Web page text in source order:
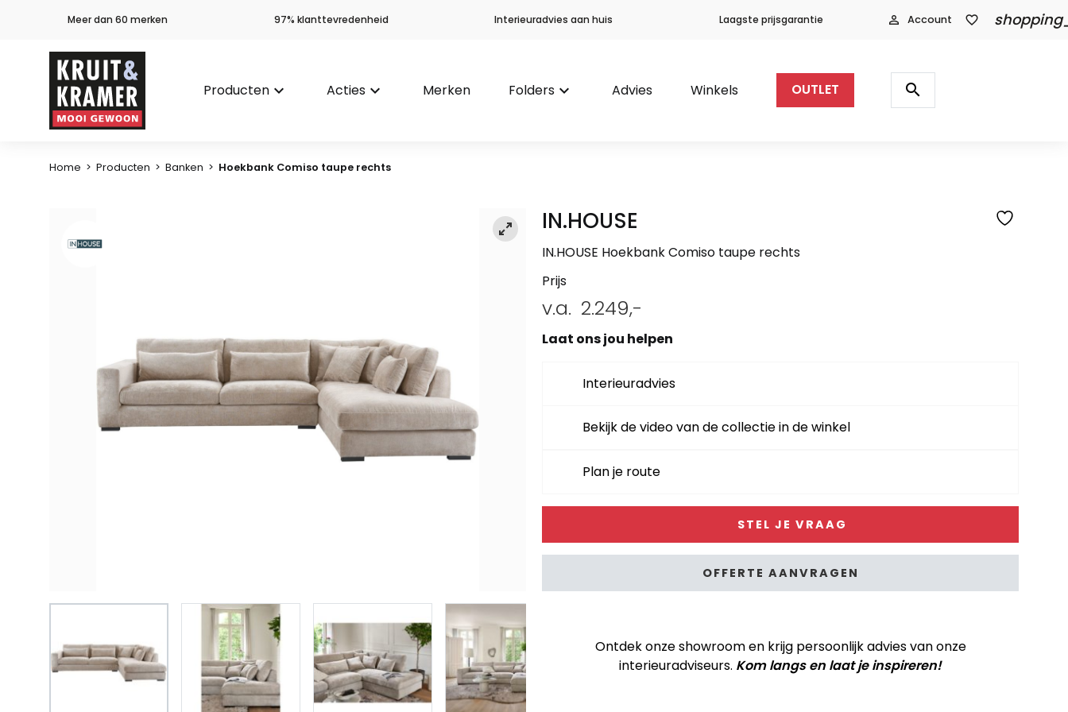
Meer dan 60 merken 97% klanttevredenheid Interieuradvies aan huis Laagste prijsgarantie person_outline Account favorite_border
Producten keyboard_arrow_down Acties keyboard_arrow_down Merken Folders keyboard_arrow_down Advies Winkels OUTLET
Producten
zoeken
search
Home > Producten > Banken > Hoekbank Comiso taupe rechts
IN.HOUSE
IN.HOUSE Hoekbank Comiso taupe rechts
Prijs
v.a. 2.249,-
Laat ons jou helpen
Interieuradvies
Bekijk de video van de collectie in de winkel
Plan je route
STEL JE VRAAG
OFFERTE AANVRAGEN
Ontdek onze showroom en krijg persoonlijk advies van onze
interieuradviseurs. Kom langs en laat je inspireren!